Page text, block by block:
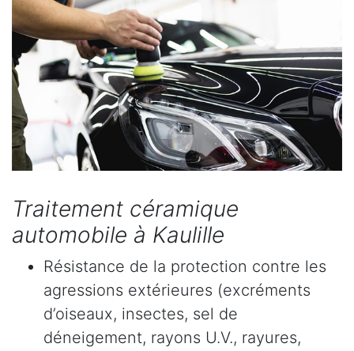
Traitement céramique
automobile à Kaulille
Résistance de la protection contre les
agressions extérieures (excréments
d’oiseaux, insectes, sel de
déneigement, rayons U.V., rayures,